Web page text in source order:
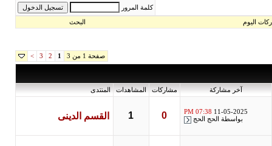
كلمة المرور
البحث
صفحة 1 من 3 1
آخر مشاركة مشاركات المشاهدات المنتدى
11-05-2025
07:38 PM
بواسطةالحج الحج القسم الدينى